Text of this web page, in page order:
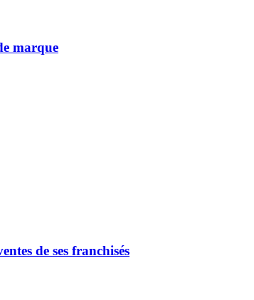
marque
de ses franchisés